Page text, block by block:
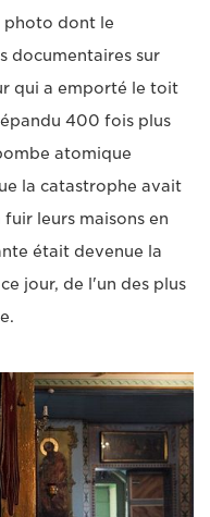
photo dont le
documentaires sur
qui a emporté le toit
400 fois plus
atomique
la catastrophe avait
leurs maisons en
était devenue la
jour, de l'un des plus